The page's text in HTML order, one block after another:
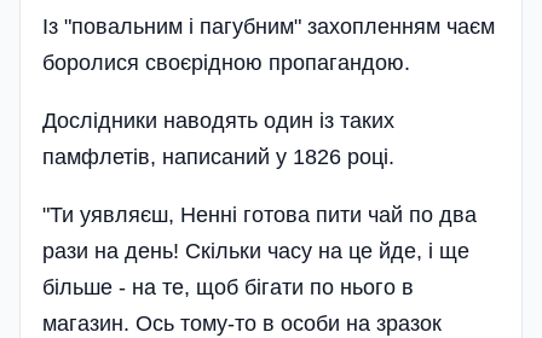
Із "повальним і пагубним" захопленням чаєм
боролися своєрідною пропагандою.
Дослідники наводять один із таких
памфлетів, написаний у 1826 році.
"Ти уявляєш, Ненні готова пити чай по два
рази на день! Скільки часу на це йде, і ще
більше - на те, щоб бігати по нього в
магазин. Ось тому-то в особи на зразок